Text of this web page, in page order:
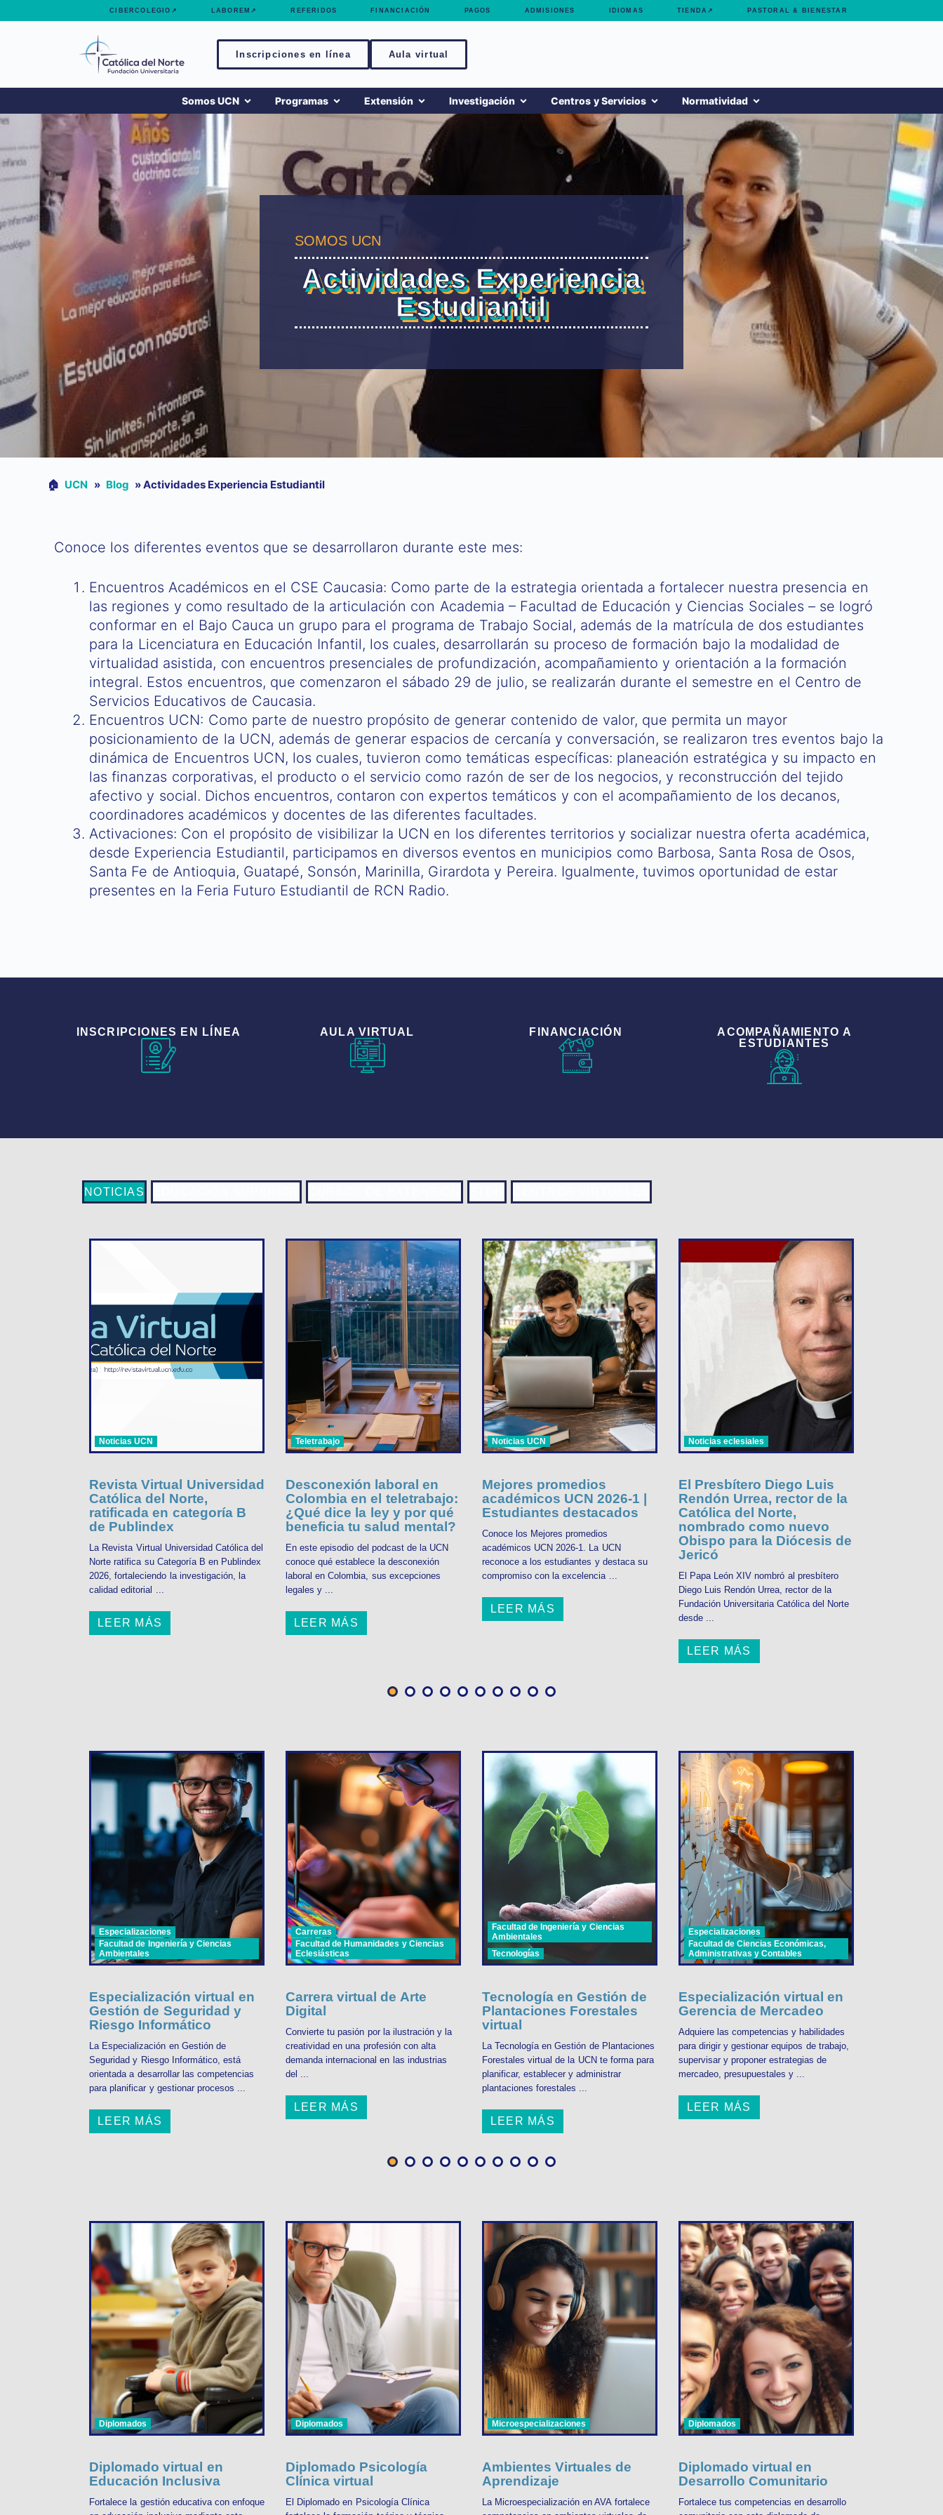
CIBERCOLEGIO↗ LABOREM↗ REFERIDOS FINANCIACIÓN PAGOS ADMISIONES IDIOMAS TIENDA↗ PASTORAL & BIENESTAR
Inscripciones en línea Aula virtual
Somos UCN Programas Extensión Investigación Centros y Servicios Normatividad
SOMOS UCN
Actividades Experiencia
Estudiantil
🏠︎ UCN » Blog »Actividades Experiencia Estudiantil
Conoce los diferentes eventos que se desarrollaron durante este mes:
Encuentros Académicos en el CSE Caucasia: Como parte de la estrategia orientada a fortalecer nuestra presencia en
las regiones y como resultado de la articulación con Academia – Facultad de Educación y Ciencias Sociales – se logró
conformar en el Bajo Cauca un grupo para el programa de Trabajo Social, además de la matrícula de dos estudiantes
para la Licenciatura en Educación Infantil, los cuales, desarrollarán su proceso de formación bajo la modalidad de
virtualidad asistida, con encuentros presenciales de profundización, acompañamiento y orientación a la formación
integral. Estos encuentros, que comenzaron el sábado 29 de julio, se realizarán durante el semestre en el Centro de
Servicios Educativos de Caucasia.
Encuentros UCN: Como parte de nuestro propósito de generar contenido de valor, que permita un mayor
posicionamiento de la UCN, además de generar espacios de cercanía y conversación, se realizaron tres eventos bajo la
dinámica de Encuentros UCN, los cuales, tuvieron como temáticas específicas: planeación estratégica y su impacto en
las finanzas corporativas, el producto o el servicio como razón de ser de los negocios, y reconstrucción del tejido
afectivo y social. Dichos encuentros, contaron con expertos temáticos y con el acompañamiento de los decanos,
coordinadores académicos y docentes de las diferentes facultades.
Activaciones: Con el propósito de visibilizar la UCN en los diferentes territorios y socializar nuestra oferta académica,
desde Experiencia Estudiantil, participamos en diversos eventos en municipios como Barbosa, Santa Rosa de Osos,
Santa Fe de Antioquia, Guatapé, Sonsón, Marinilla, Girardota y Pereira. Igualmente, tuvimos oportunidad de estar
presentes en la Feria Futuro Estudiantil de RCN Radio.
INSCRIPCIONES EN LÍNEA AULA VIRTUAL FINANCIACIÓN
ACOMPAÑAMIENTO A
ESTUDIANTES
NOTICIAS
Noticias UCN
Revista Virtual Universidad
Católica del Norte,
ratificada en categoría B
de Publindex
La Revista Virtual Universidad Católica del
Norte ratifica su Categoría B en Publindex
2026, fortaleciendo la investigación, la
calidad editorial ...
LEER MÁS
Teletrabajo
Desconexión laboral en
Colombia en el teletrabajo:
¿Qué dice la ley y por qué
beneficia tu salud mental?
En este episodio del podcast de la UCN
conoce qué establece la desconexión
laboral en Colombia, sus excepciones
legales y ...
LEER MÁS
Noticias UCN
Mejores promedios
académicos UCN 2026-1 |
Estudiantes destacados
Conoce los Mejores promedios
académicos UCN 2026-1. La UCN
reconoce a los estudiantes y destaca su
compromiso con la excelencia ...
LEER MÁS
Noticias eclesiales
El Presbítero Diego Luis
Rendón Urrea, rector de la
Católica del Norte,
nombrado como nuevo
Obispo para la Diócesis de
Jericó
El Papa León XIV nombró al presbítero
Diego Luis Rendón Urrea, rector de la
Fundación Universitaria Católica del Norte
desde ...
LEER MÁS
Especializaciones
Facultad de Ingeniería y Ciencias
Ambientales
Especialización virtual en
Gestión de Seguridad y
Riesgo Informático
La Especialización en Gestión de
Seguridad y Riesgo Informático, está
orientada a desarrollar las competencias
para planificar y gestionar procesos ...
LEER MÁS
Carreras
Facultad de Humanidades y Ciencias
Eclesiásticas
Carrera virtual de Arte
Digital
Convierte tu pasión por la ilustración y la
creatividad en una profesión con alta
demanda internacional en las industrias
del ...
LEER MÁS
Facultad de Ingeniería y Ciencias
Ambientales
Tecnologías
Tecnología en Gestión de
Plantaciones Forestales
virtual
La Tecnología en Gestión de Plantaciones
Forestales virtual de la UCN te forma para
planificar, establecer y administrar
plantaciones forestales ...
LEER MÁS
Especializaciones
Facultad de Ciencias Económicas,
Administrativas y Contables
Especialización virtual en
Gerencia de Mercadeo
Adquiere las competencias y habilidades
para dirigir y gestionar equipos de trabajo,
supervisar y proponer estrategias de
mercadeo, presupuestales y ...
LEER MÁS
Diplomados
Diplomado virtual en
Educación Inclusiva
Fortalece la gestión educativa con enfoque
Diplomados
Diplomado Psicología
Clínica virtual
El Diplomado en Psicología Clínica
Microespecializaciones
Ambientes Virtuales de
Aprendizaje
La Microespecialización en AVA fortalece
Diplomados
Diplomado virtual en
Desarrollo Comunitario
Fortalece tus competencias en desarrollo